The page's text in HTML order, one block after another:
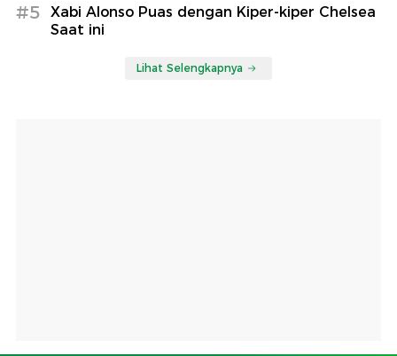
#5
Xabi Alonso Puas dengan Kiper-kiper Chelsea
Saat ini
Lihat Selengkapnya